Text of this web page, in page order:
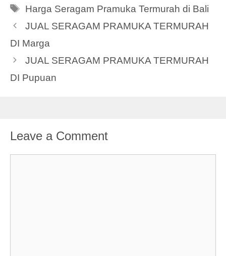
Tags
Harga Seragam Pramuka Termurah di Bali
JUAL SERAGAM PRAMUKA TERMURAH
DI Marga
JUAL SERAGAM PRAMUKA TERMURAH
DI Pupuan
Leave a Comment